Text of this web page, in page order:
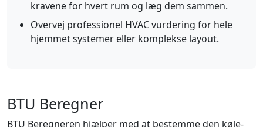
kravene for hvert rum og læg dem sammen.
Overvej professionel HVAC vurdering for hele
hjemmet systemer eller komplekse layout.
BTU Beregner
BTU Beregneren hjælper med at bestemme den køle-